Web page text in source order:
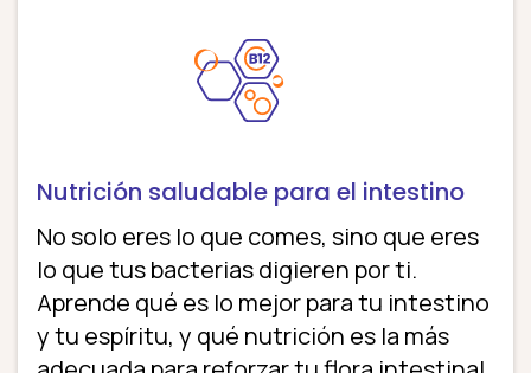
Nutrición saludable para el intestino
No solo eres lo que comes, sino que eres
lo que tus bacterias digieren por ti.
Aprende qué es lo mejor para tu intestino
y tu espíritu, y qué nutrición es la más